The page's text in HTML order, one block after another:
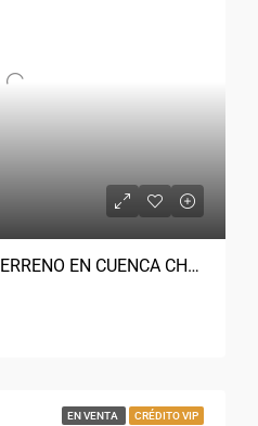
$ 250.000 HERMOSO TERRENO EN CUENCA CHAULLABAMBA A UNA CUADRA DE LA AUTOPISTA
EN VENTA CRÉDITO VIP